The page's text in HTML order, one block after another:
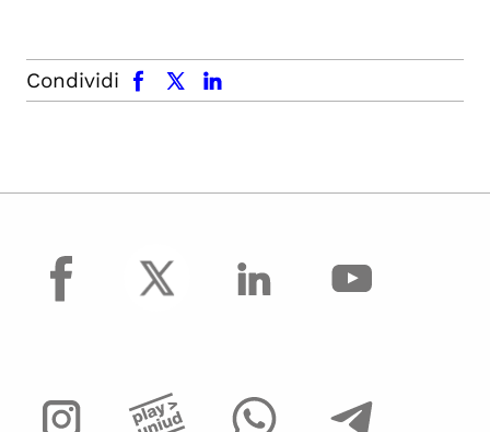
Condividi
facebook x.com linkedin
facebook